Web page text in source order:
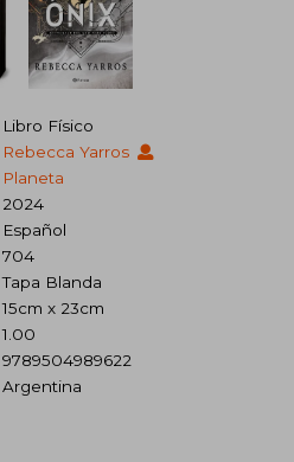
Libro Físico
Rebecca Yarros
Planeta
2024
Español
704
Tapa Blanda
15cm x 23cm
1.00
9789504989622
Argentina